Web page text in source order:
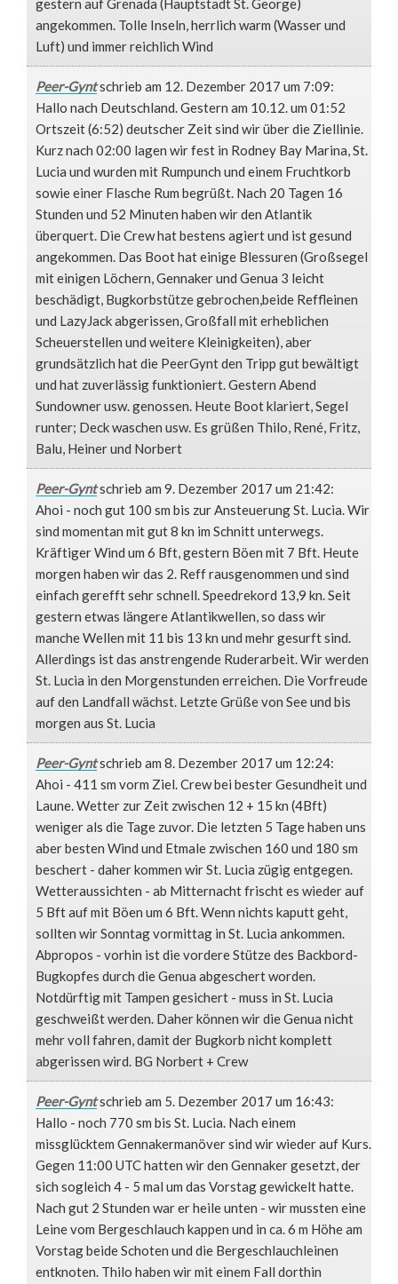
gestern auf Grenada (Hauptstadt St. George)
angekommen. Tolle Inseln, herrlich warm (Wasser und
Luft) und immer reichlich Wind
Peer-Gyntschrieb am 12. Dezember 2017 um 7:09:
Hallo nach Deutschland. Gestern am 10.12. um 01:52
Ortszeit (6:52) deutscher Zeit sind wir über die Ziellinie.
Kurz nach 02:00 lagen wir fest in Rodney Bay Marina, St.
Lucia und wurden mit Rumpunch und einem Fruchtkorb
sowie einer Flasche Rum begrüßt. Nach 20 Tagen 16
Stunden und 52 Minuten haben wir den Atlantik
überquert. Die Crew hat bestens agiert und ist gesund
angekommen. Das Boot hat einige Blessuren (Großsegel
mit einigen Löchern, Gennaker und Genua 3 leicht
beschädigt, Bugkorbstütze gebrochen,beide Reffleinen
und LazyJack abgerissen, Großfall mit erheblichen
Scheuerstellen und weitere Kleinigkeiten), aber
grundsätzlich hat die PeerGynt den Tripp gut bewältigt
und hat zuverlässig funktioniert. Gestern Abend
Sundowner usw. genossen. Heute Boot klariert, Segel
runter; Deck waschen usw. Es grüßen Thilo, René, Fritz,
Balu, Heiner und Norbert
Peer-Gyntschrieb am 9. Dezember 2017 um 21:42:
Ahoi - noch gut 100 sm bis zur Ansteuerung St. Lucia. Wir
sind momentan mit gut 8 kn im Schnitt unterwegs.
Kräftiger Wind um 6 Bft, gestern Böen mit 7 Bft. Heute
morgen haben wir das 2. Reff rausgenommen und sind
einfach gerefft sehr schnell. Speedrekord 13,9 kn. Seit
gestern etwas längere Atlantikwellen, so dass wir
manche Wellen mit 11 bis 13 kn und mehr gesurft sind.
Allerdings ist das anstrengende Ruderarbeit. Wir werden
St. Lucia in den Morgenstunden erreichen. Die Vorfreude
auf den Landfall wächst. Letzte Grüße von See und bis
morgen aus St. Lucia
Peer-Gyntschrieb am 8. Dezember 2017 um 12:24:
Ahoi - 411 sm vorm Ziel. Crew bei bester Gesundheit und
Laune. Wetter zur Zeit zwischen 12 + 15 kn (4Bft)
weniger als die Tage zuvor. Die letzten 5 Tage haben uns
aber besten Wind und Etmale zwischen 160 und 180 sm
beschert - daher kommen wir St. Lucia zügig entgegen.
Wetteraussichten - ab Mitternacht frischt es wieder auf
5 Bft auf mit Böen um 6 Bft. Wenn nichts kaputt geht,
sollten wir Sonntag vormittag in St. Lucia ankommen.
Abpropos - vorhin ist die vordere Stütze des Backbord-
Bugkopfes durch die Genua abgeschert worden.
Notdürftig mit Tampen gesichert - muss in St. Lucia
geschweißt werden. Daher können wir die Genua nicht
mehr voll fahren, damit der Bugkorb nicht komplett
abgerissen wird. BG Norbert + Crew
Peer-Gyntschrieb am 5. Dezember 2017 um 16:43:
Hallo - noch 770 sm bis St. Lucia. Nach einem
missglücktem Gennakermanöver sind wir wieder auf Kurs.
Gegen 11:00 UTC hatten wir den Gennaker gesetzt, der
sich sogleich 4 - 5 mal um das Vorstag gewickelt hatte.
Nach gut 2 Stunden war er heile unten - wir mussten eine
Leine vom Bergeschlauch kappen und in ca. 6 m Höhe am
Vorstag beide Schoten und die Bergeschlauchleinen
entknoten. Thilo haben wir mit einem Fall dorthin